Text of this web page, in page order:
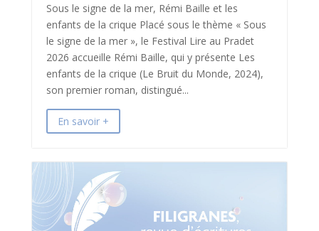
Sous le signe de la mer, Rémi Baille et les
enfants de la crique Placé sous le thème « Sous
le signe de la mer », le Festival Lire au Pradet
2026 accueille Rémi Baille, qui y présente Les
enfants de la crique (Le Bruit du Monde, 2024),
son premier roman, distingué...
En savoir +